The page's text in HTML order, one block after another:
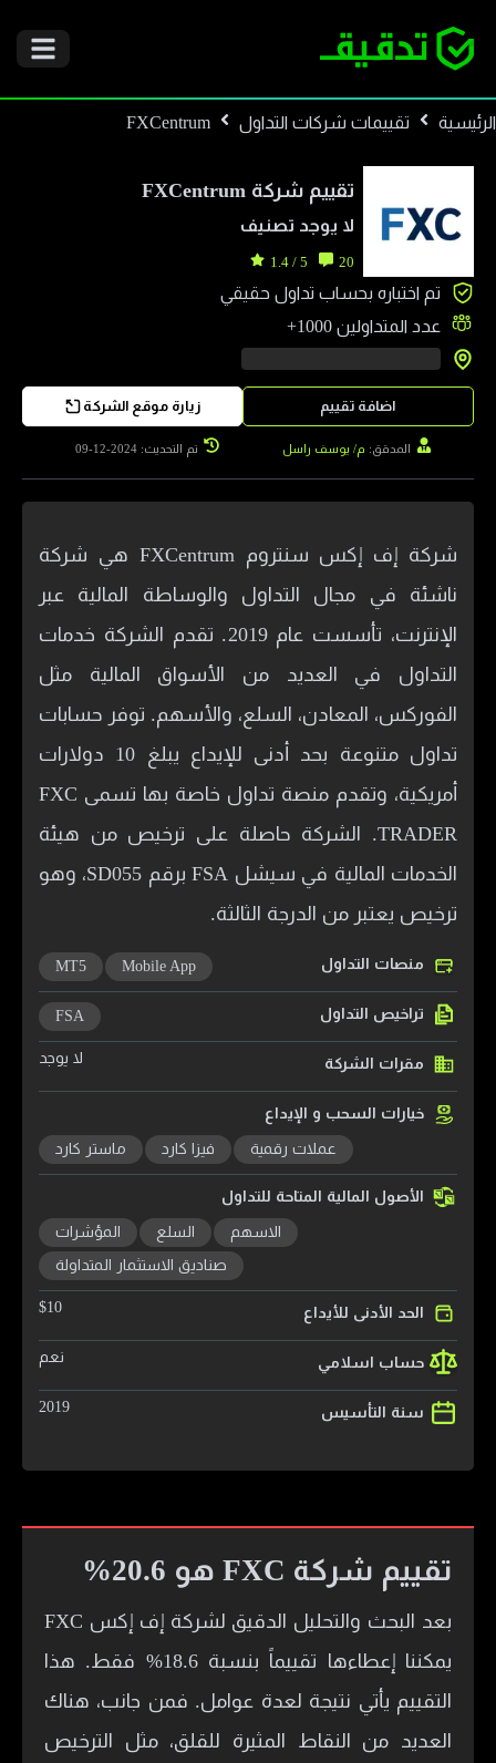
الرئيسية تقييمات شركات التداول FXCentrum
تقييم شركة FXCentrum
لا يوجد تصنيف
20
5 / 1.4
تم اختباره بحساب تداول حقيقي
عدد المتداولين 1000+
زيارة موقع الشركة اضافة تقييم
المدقق: م/ يوسف راسل تم التحديث: 2024-12-09
شركة إف إكس سنتروم FXCentrum هي شركة
ناشئة في مجال التداول والوساطة المالية عبر
الإنترنت، تأسست عام 2019. تقدم الشركة خدمات
التداول في العديد من الأسواق المالية مثل
الفوركس، المعادن، السلع، والأسهم. توفر حسابات
تداول متنوعة بحد أدنى للإيداع يبلغ 10 دولارات
أمريكية، وتقدم منصة تداول خاصة بها تسمى FXC
TRADER. الشركة حاصلة على ترخيص من هيئة
الخدمات المالية في سيشل FSA برقم SD055، وهو
ترخيص يعتبر من الدرجة الثالثة.
منصات التداول Mobile App
MT5
تراخيص التداول FSA
مقرات الشركة لا يوجد
خيارات السحب و الإيداع
عملات رقمية فيزا كارد ماستر كارد
الأصول المالية المتاحة للتداول
الاسهم السلع
المؤشرات
صناديق الاستثمار المتداولة
الحد الأدنى للأيداع $10
حساب اسلامي نعم
سنة التأسيس 2019
تقييم شركة FXC هو 20.6%
بعد البحث والتحليل الدقيق لشركة إف إكس FXC
يمكننا إعطاءها تقييماً بنسبة 18.6% فقط. هذا
التقييم يأتي نتيجة لعدة عوامل. فمن جانب، هناك
العديد من النقاط المثيرة للقلق، مثل الترخيص